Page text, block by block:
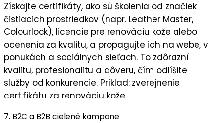
Získajte certifikáty, ako sú školenia od značiek
čistiacich prostriedkov (napr. Leather Master,
Colourlock), licencie pre renováciu kože alebo
ocenenia za kvalitu, a propagujte ich na webe, v
ponukách a sociálnych sieťach. To zdôrazní
kvalitu, profesionalitu a dôveru, čím odlíšite
služby od konkurencie. Príklad: zverejnenie
certifikátu za renováciu kože.
7. B2C a B2B cielené kampane